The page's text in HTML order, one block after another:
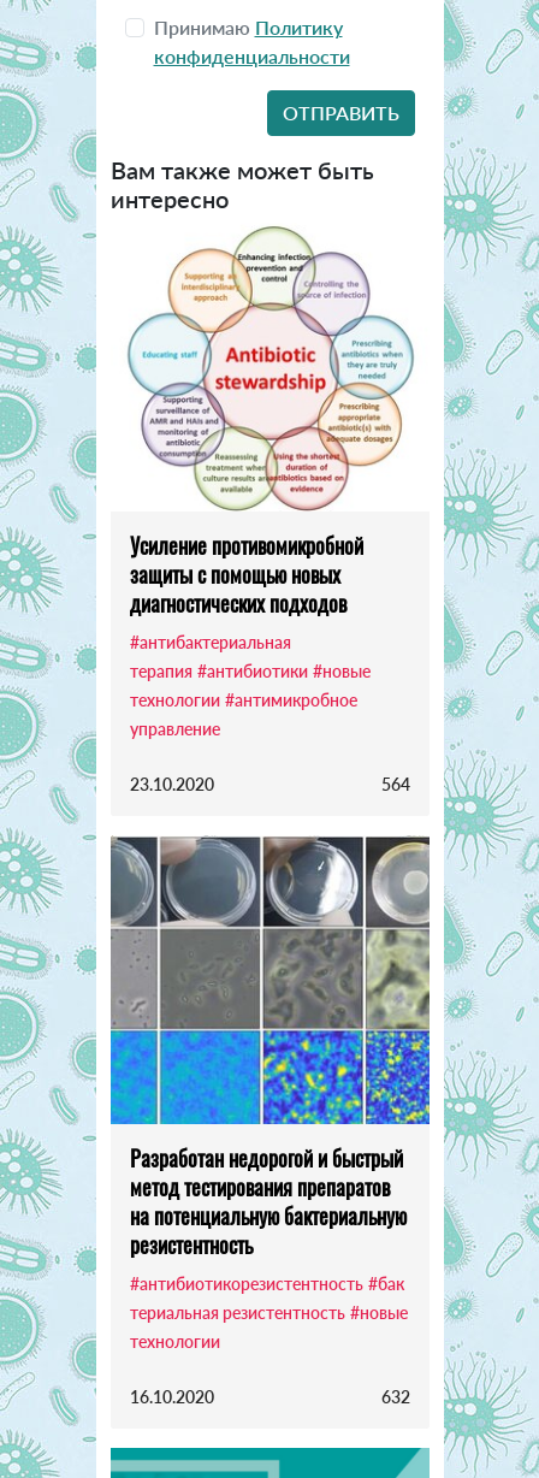
Принимаю Политику
конфиденциальности
Вам также может быть
интересно
Усиление противомикробной
защиты с помощью новых
диагностических подходов
#антибактериальная
терапия #антибиотики #новые
технологии #антимикробное
управление
23.10.2020 564
Разработан недорогой и быстрый
метод тестирования препаратов
на потенциальную бактериальную
резистентность
#антибиотикорезистентность #бак
териальная резистентность #новые
технологии
16.10.2020 632